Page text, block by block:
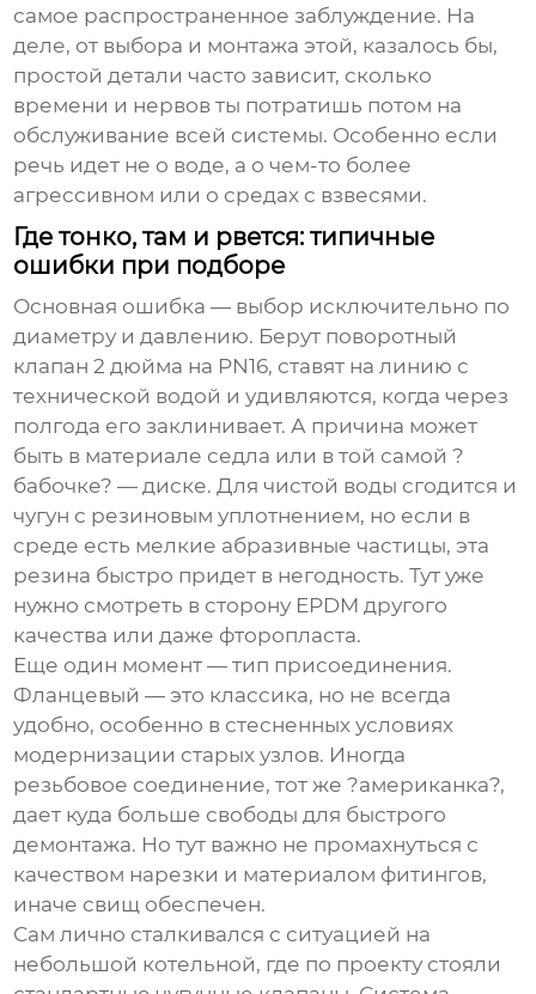
самое распространенное заблуждение. На
деле, от выбора и монтажа этой, казалось бы,
простой детали часто зависит, сколько
времени и нервов ты потратишь потом на
обслуживание всей системы. Особенно если
речь идет не о воде, а о чем-то более
агрессивном или о средах с взвесями.
Где тонко, там и рвется: типичные
ошибки при подборе
Основная ошибка — выбор исключительно по
диаметру и давлению. Берут поворотный
клапан 2 дюйма на PN16, ставят на линию с
технической водой и удивляются, когда через
полгода его заклинивает. А причина может
быть в материале седла или в той самой ?
бабочке? — диске. Для чистой воды сгодится и
чугун с резиновым уплотнением, но если в
среде есть мелкие абразивные частицы, эта
резина быстро придет в негодность. Тут уже
нужно смотреть в сторону EPDM другого
качества или даже фторопласта.
Еще один момент — тип присоединения.
Фланцевый — это классика, но не всегда
удобно, особенно в стесненных условиях
модернизации старых узлов. Иногда
резьбовое соединение, тот же ?американка?,
дает куда больше свободы для быстрого
демонтажа. Но тут важно не промахнуться с
качеством нарезки и материалом фитингов,
иначе свищ обеспечен.
Сам лично сталкивался с ситуацией на
небольшой котельной, где по проекту стояли